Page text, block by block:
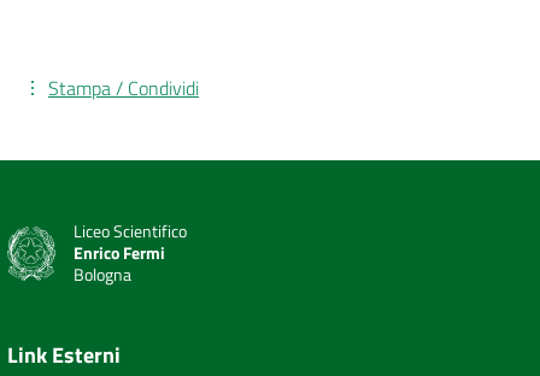
Stampa / Condividi
Liceo Scientifico
Enrico Fermi
Bologna
Link Esterni